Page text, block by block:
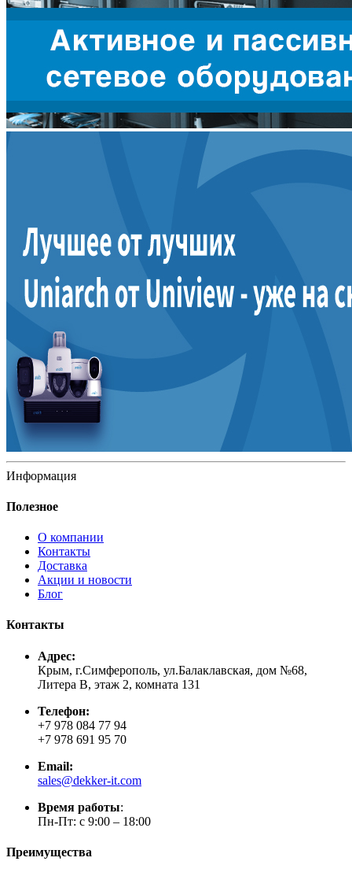
Информация
Полезное
О компании
Контакты
Доставка
Акции и новости
Блог
Контакты
Адрес:
Крым, г.Симферополь, ул.Балаклавская, дом №68,
Литера В, этаж 2, комната 131
Телефон:
+7 978 084 77 94
+7 978 691 95 70
Email:
sales@dekker-it.com
Время работы:
Пн-Пт: с 9:00 – 18:00
Преимущества